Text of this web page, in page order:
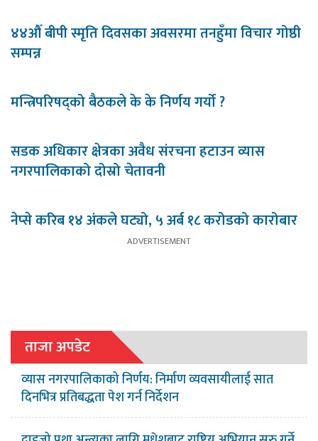
४४औँ बीपी स्मृति दिवसका अवसरमा तनहुँमा विचार गोष्ठी
सम्पन्न
मन्त्रिपरिषद्को बैठकले के के निर्णय गर्यो ?
सडक अधिकार क्षेत्रका अवैध संरचना हटाउन व्यास
नगरपालिकाको दोस्रो चेतावनी
नेप्से करिब १४ अंकले घट्यो, ५ अर्ब १८ करोडको कारोबार
ताजा अपडेट
व्यास नगरपालिकाको निर्णय: निर्माण व्यवसायीलाई सात
दिनभित्र प्रतिबद्धता पेश गर्न निर्देशन